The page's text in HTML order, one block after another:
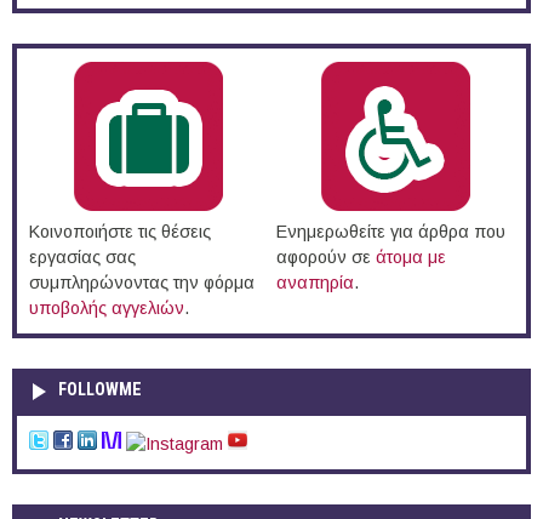
Κοινοποιήστε τις θέσεις
εργασίας σας
συμπληρώνοντας την φόρμα
υποβολής αγγελιών.
Ενημερωθείτε για άρθρα που
αφορούν σε άτομα με
αναπηρία.
FOLLOWME